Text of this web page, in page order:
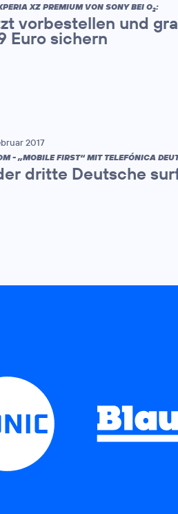
XZ PREMIUM VON SONY BEI O2:
vorbestellen und
Euro sichern
2017
- „MOBILE FIRST“ MIT TELEFÓNICA
dritte Deutsche